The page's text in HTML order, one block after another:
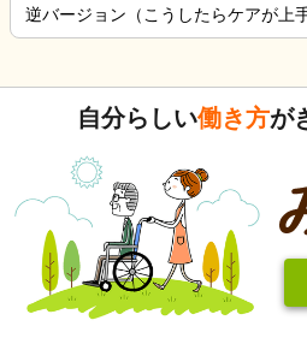
逆バージョン（こうしたらケアが上
式）ってないですよね。あったらい
遂記録ばかりって、すごくネガティ
す。また、介護の世界って「できて
し。うつ病の人じゃないんだから、
たらストレスたまりませんか。
自分らしい働き方が